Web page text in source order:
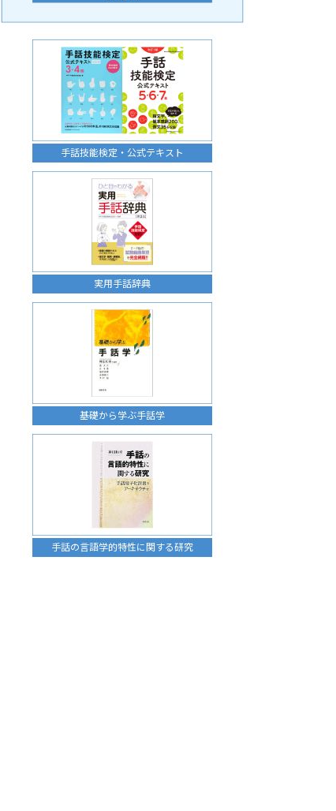
手話の言語学的特性に関する研究
手話技能検定・公式テキスト
実用手話辞典
基礎から学ぶ手話学
手話の言語学的特性に関する研究